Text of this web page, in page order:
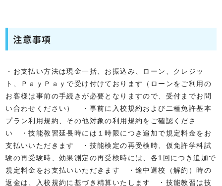
注意事項
・お支払い方法は現金一括、お振込み、ローン、クレジッ
ト、ＰａｙＰａｙで受け付けております（ローンをご利用の
お客様は事前の手続きが必要となりますので、受付までお問
い合わせください） ・事前に入校規約および二種免許基本
プラン利用規約、その他対象の利用規約をご確認くださ
い ・技能教習延長時には１時限につき追加で規定料金をお
支払いいただきます ・技能検定の再受検時、仮免許学科試
験の再受験時、効果測定の再受検時には、各1回につき追加で
規定料金をお支払いいただきます ・途中退校（解約）時の
返金は、入校規約に基づき精算いたします ・技能教習は技